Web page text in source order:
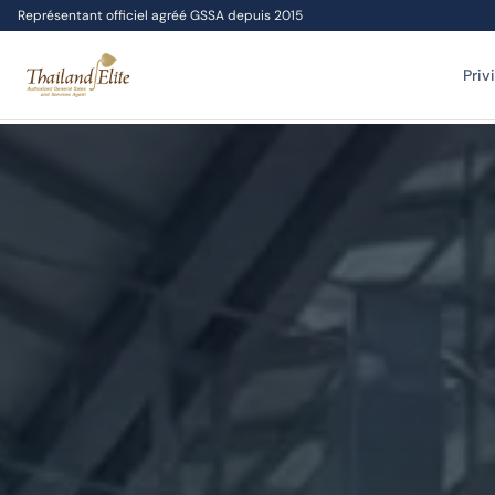
Représentant officiel agréé GSSA depuis 2015